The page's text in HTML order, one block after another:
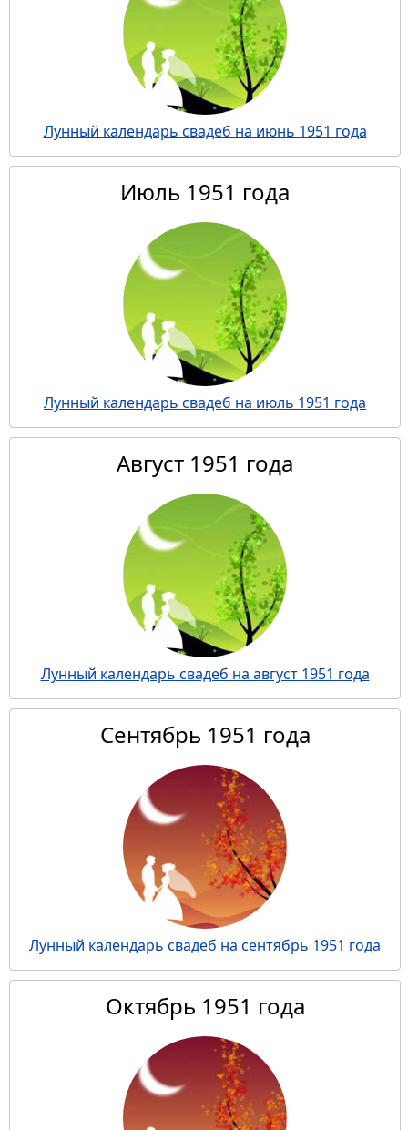
Лунный календарь свадеб на июнь 1951 года
Июль 1951 года
Лунный календарь свадеб на июль 1951 года
Август 1951 года
Лунный календарь свадеб на август 1951 года
Сентябрь 1951 года
Лунный календарь свадеб на сентябрь 1951 года
Октябрь 1951 года